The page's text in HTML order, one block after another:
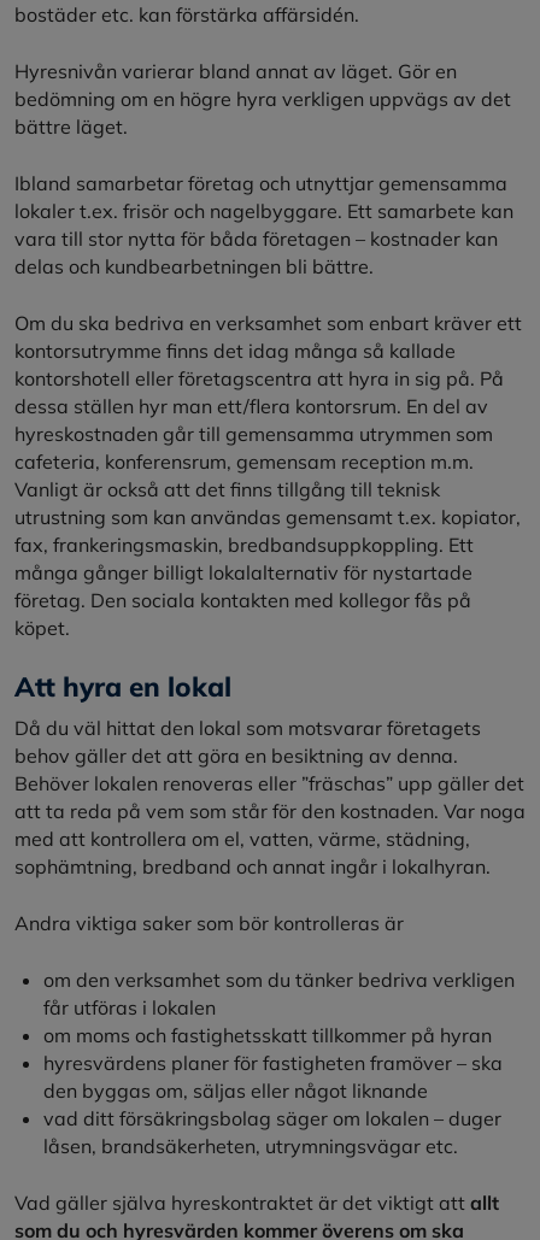
bostäder etc. kan förstärka affärsidén.
Hyresnivån varierar bland annat av läget. Gör en
bedömning om en högre hyra verkligen uppvägs av det
bättre läget.
Ibland samarbetar företag och utnyttjar gemensamma
lokaler t.ex. frisör och nagelbyggare. Ett samarbete kan
vara till stor nytta för båda företagen – kostnader kan
delas och kundbearbetningen bli bättre.
Om du ska bedriva en verksamhet som enbart kräver ett
kontorsutrymme finns det idag många så kallade
kontorshotell eller företagscentra att hyra in sig på. På
dessa ställen hyr man ett/flera kontorsrum. En del av
hyreskostnaden går till gemensamma utrymmen som
cafeteria, konferensrum, gemensam reception m.m.
Vanligt är också att det finns tillgång till teknisk
utrustning som kan användas gemensamt t.ex. kopiator,
fax, frankeringsmaskin, bredbandsuppkoppling. Ett
många gånger billigt lokalalternativ för nystartade
företag. Den sociala kontakten med kollegor fås på
köpet.
Att hyra en lokal
Då du väl hittat den lokal som motsvarar företagets
behov gäller det att göra en besiktning av denna.
Behöver lokalen renoveras eller ”fräschas” upp gäller det
att ta reda på vem som står för den kostnaden. Var noga
med att kontrollera om el, vatten, värme, städning,
sophämtning, bredband och annat ingår i lokalhyran.
Andra viktiga saker som bör kontrolleras är
om den verksamhet som du tänker bedriva verkligen
får utföras i lokalen
om moms och fastighetsskatt tillkommer på hyran
hyresvärdens planer för fastigheten framöver – ska
den byggas om, säljas eller något liknande
vad ditt försäkringsbolag säger om lokalen – duger
låsen, brandsäkerheten, utrymningsvägar etc.
Vad gäller själva hyreskontraktet är det viktigt att allt
som du och hyresvärden kommer överens om ska